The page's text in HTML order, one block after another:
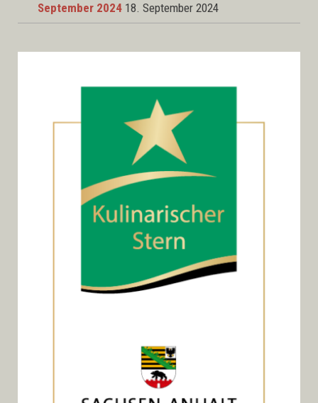
September 2024 18. September 2024